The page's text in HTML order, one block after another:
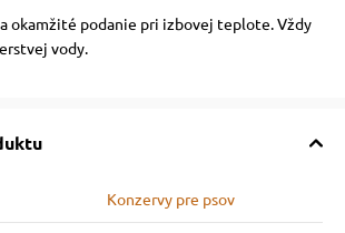
okamžité podanie pri izbovej teplote. Vždy
vody.
Konzervy pre psov